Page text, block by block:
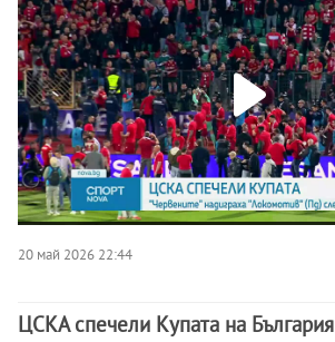
20 май 2026 22:44
ЦСКА спечели Купата на България